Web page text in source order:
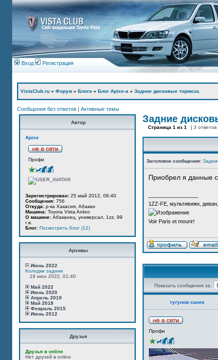
Вход Регистрация
VistaClub.ru » Форум » Блоги » Блог Apixe-а » Задние дисковые тормоза.
Сообщения без ответов | Активные темы
Автор
Apixe
Профи
Зарегистрирован: 25 май 2012, 06:40
Сообщения: 756
Откуда: р-ка Хакасия, Абакан
Машина: Toyota Vista Ardeo
О машине: Абаканец, универсал, 1zz, 99
г.в.
Блог: Посмотреть блог (12)
Архивы
Июнь 2022
Колодки задние
19 июн 2022, 01:40
Май 2022
Июнь 2020
Апрель 2019
Май 2018
Февраль 2015
Июнь 2012
Друзья
Друзья в online
Нет друзей в online
Задние
Страница 1 из 1 [ 3
Заголовок сообщения:
Приобрел я данные
1ZZ-FE, мультивижн,
Voir Paris et mourir!
Показать сообщения за:
тугунов санек
Профи